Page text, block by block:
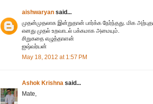
aishwaryan said...
முதன்முதலாக இன்றுதான் பார்க்க நேர்ந்தது. மிக
எனது முதல் உறவாடல் பக்கமாக அமையும்.
சிறுகதை எழுத்தாளன்
ஐஷ்வர்யன்
May 18, 2012 at 1:57 PM
Ashok Krishna said...
Mate,